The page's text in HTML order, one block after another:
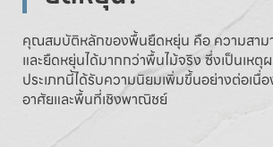
คุณสมบัติหลักของพื้นยืดหยุ่น คือ ความสาม
และยืดหยุ่นได้มากกว่าพื้นไม้จริง ซึ่งเป็นเห
ประเภทนี้ได้รับความนิยมเพิ่มขึ้นอย่างต่อเนื่
อาศัยและพื้นที่เชิงพาณิชย์